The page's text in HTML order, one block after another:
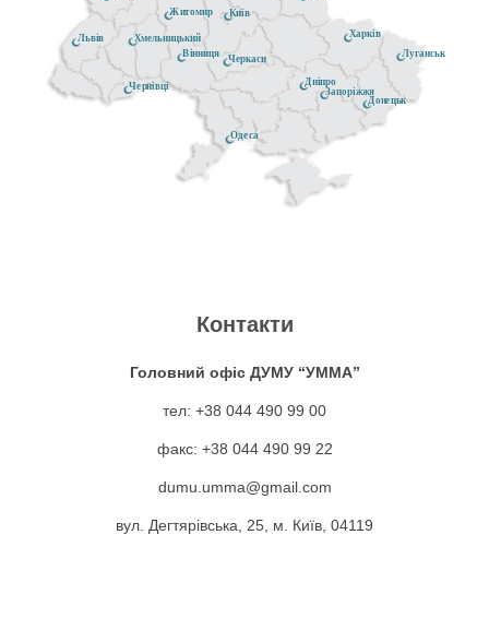
Донецьк
Житомир
Черкаси
Чернівці
Київ
Луганськ
Хмельницький
Дніпро
Одеса
Вінниця
Запоріжжя
Львів Харків
Контакти
Головний офіс ДУМУ “УММА”
тел: +38 044 490 99 00
факс: +38 044 490 99 22
dumu.umma@gmail.com
вул. Дегтярівська, 25, м. Київ, 04119